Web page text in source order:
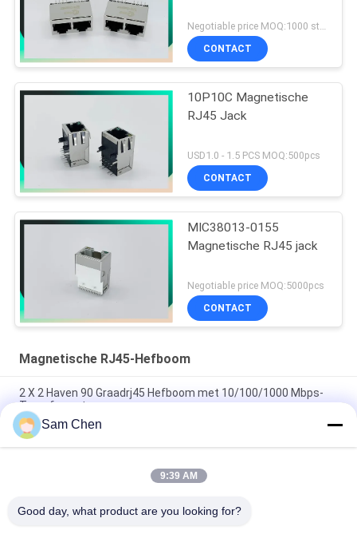
CONTACT
10P10C Magnetische
RJ45 Jack
USD1.0 - 1.5 PCS MOQ:500pcs
CONTACT
MIC38013-0155
Magnetische RJ45 jack
Negotiable price MOQ:5000pcs
CONTACT
Magnetische RJ45-Hefboom
2 X 2 Haven 90 Graadrj45 Hefboom met 10/100/1000 Mbps-
Transformator
PBT Ethernet RJ45 Jack RMA-065BC-20F6-YG 2 X 1 haven
Mbps 10/100/1000
90 graad Magnetische RJ45 Jack, 10/100M de Vrouwelijke
Sam Chen
9:39 AM
Good day, what product are you looking for?